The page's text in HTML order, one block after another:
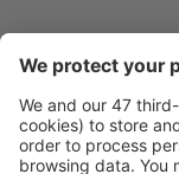
Caută
Ofertă